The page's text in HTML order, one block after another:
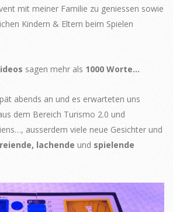
mit meiner Familie zu geniessen sowie
Kindern & Eltern beim Spielen
sagen mehr als 1000 Worte…
abends an und es erwarteten uns
dem Bereich Turismo 2.0 und
ausserdem viele neue Gesichter und
lachende und spielende